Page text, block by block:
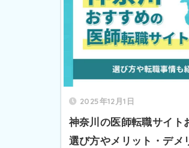
2025年12月1日
神奈川の医師転職サイト
選び方やメリット・デメ